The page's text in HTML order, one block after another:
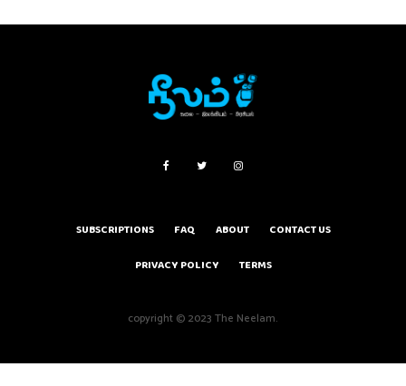
SUBSCRIPTIONS FAQ ABOUT CONTACT US
PRIVACY POLICY TERMS
copyright © 2023 The Neelam.